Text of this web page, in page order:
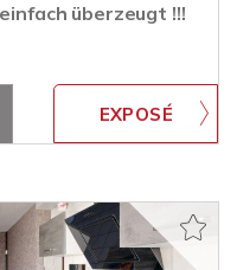
überzeugt !!!